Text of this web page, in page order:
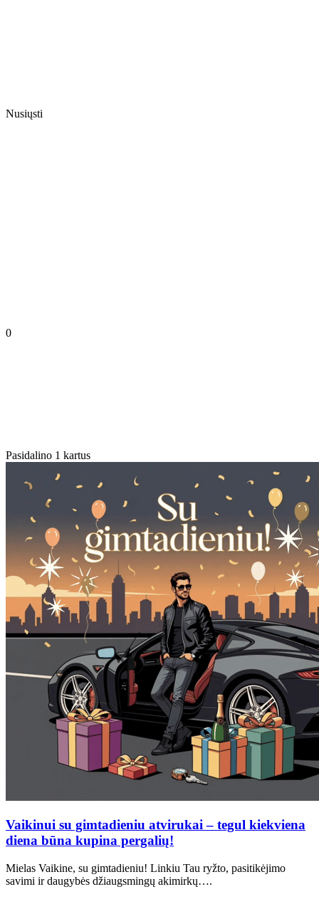
Nusiųsti
0
Pasidalino 1 kartus
Vaikinui su gimtadieniu atvirukai – tegul kiekviena
diena būna kupina pergalių!
Mielas Vaikine, su gimtadieniu! Linkiu Tau ryžto, pasitikėjimo
savimi ir daugybės džiaugsmingų akimirkų….